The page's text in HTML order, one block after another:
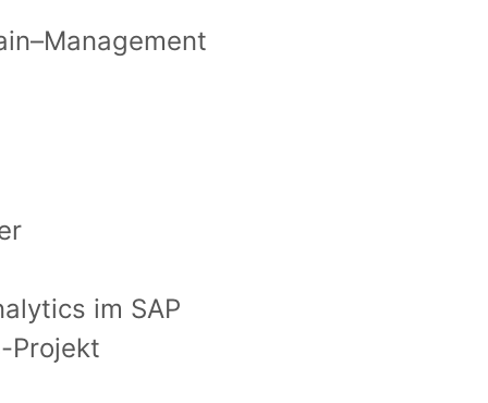
–Management
im SAP
Projekt